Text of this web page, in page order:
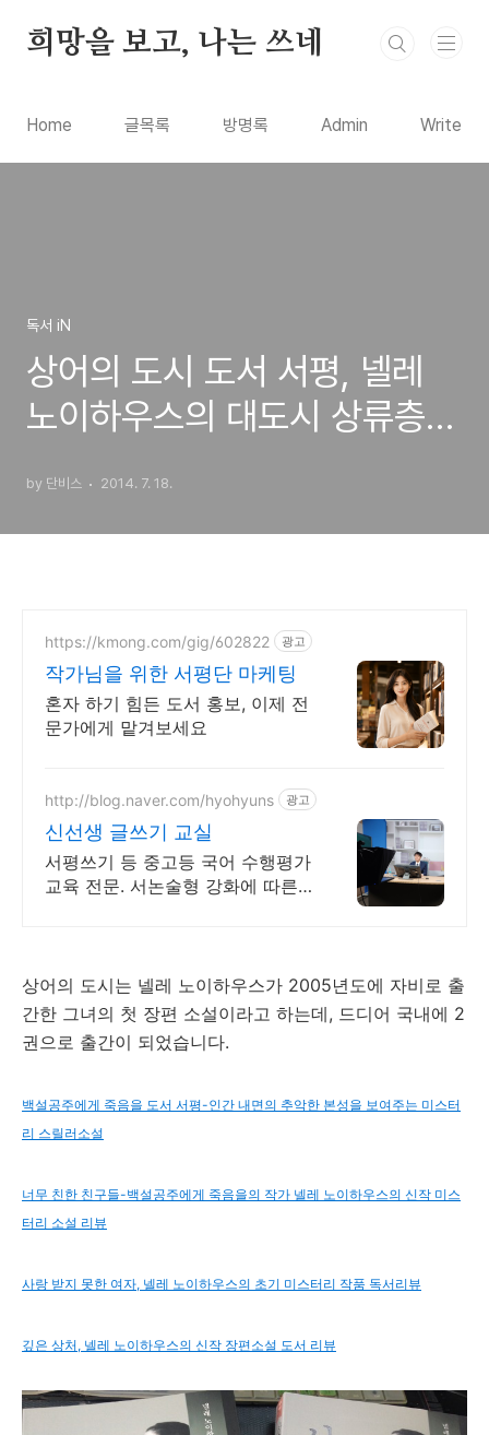
희망을 보고, 나는 쓰네
Home 글목록 방명록 Admin Write
독서 iN
상어의 도시 도서 서평, 넬레
노이하우스의 대도시 상류층을
by 단비스 2014. 7. 18.
https://kmong.com/gig/602822 광고
작가님을 위한 서평단 마케팅
혼자 하기 힘든 도서 홍보, 이제 전
문가에게 맡겨보세요
http://blog.naver.com/hyohyuns 광고
신선생 글쓰기 교실
서평쓰기 등 중고등 국어 수행평가
교육 전문. 서논술형 강화에 따른
상어의 도시는 넬레 노이하우스가 2005년도에 자비로 출
간한 그녀의 첫 장편 소설이라고 하는데, 드디어 국내에 2
권으로 출간이 되었습니다.
백설공주에게 죽음을 도서 서평-인간 내면의 추악한 본성을 보여주는 미스터
리 스릴러소설
너무 친한 친구들-백설공주에게 죽음을의 작가 넬레 노이하우스의 신작 미스
터리 소설 리뷰
사랑 받지 못한 여자, 넬레 노이하우스의 초기 미스터리 작품 독서리뷰
깊은 상처, 넬레 노이하우스의 신작 장편소설 도서 리뷰